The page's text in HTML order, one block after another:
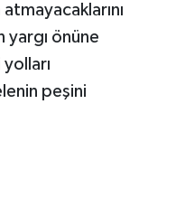
yargı önüne
yolları
peşini